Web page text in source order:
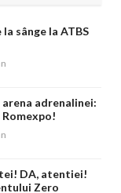
sânge la ATBS
adrenalinei:
DA, atentiei!
Zero